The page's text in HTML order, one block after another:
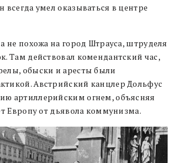
всегда умел оказываться в центре
не похожа на город Штрауса, штруделя
Там действовал комендантский час,
обыски и аресты были
Австрийский канцлер Дольфус
артиллерийским огнем, объясняя
Европу от дьявола коммунизма.